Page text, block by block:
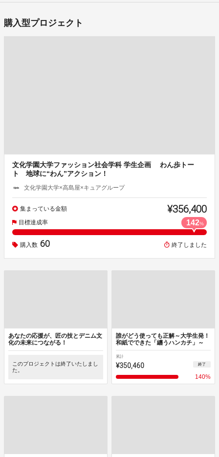
購入型プロジェクト
文化学園大学ファッション社会学科 学生企画 わん歩トー
ト 地球に“わん”アクション！
文化学園大学×高島屋×キュアグループ
集まっている金額 ¥356,400
目標達成率 142%
購入数 60 終了しました
あなたの応援が、匠の技とデニム文
化の未来につながる！
このプロジェクトは終了いたしまし
た。
誰がどう使っても正解～大学生発！
和紙でできた「纏うハンカチ」～
累計
¥350,460 終了
140%